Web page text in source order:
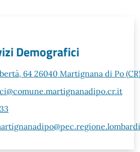
Demografici
64 26040 Martignana di Po